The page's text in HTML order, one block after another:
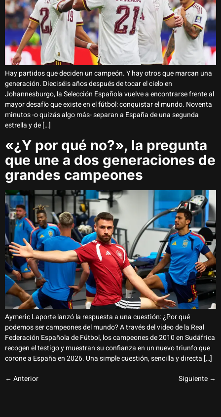
Hay partidos que deciden un campeón. Y hay otros que marcan una
generación. Dieciséis años después de tocar el cielo en
Johannesburgo, la Selección Española vuelve a encontrarse frente al
mayor desafío que existe en el fútbol: conquistar el mundo. Noventa
minutos -o quizás algo más- separan a España de una segunda
estrella y de […]
«¿Y por qué no?», la pregunta
que une a dos generaciones de
grandes campeones
Aymeric Laporte lanzó la respuesta a una cuestión: ¿Por qué
podemos ser campeones del mundo? A través del video de la Real
Federación Española de Fútbol, los campeones de 2010 en Sudáfrica
recogen el testigo y muestran su confianza en un nuevo triunfo que
corone a España en 2026. Una simple cuestión, sencilla y directa […]
← Anterior Siguiente →